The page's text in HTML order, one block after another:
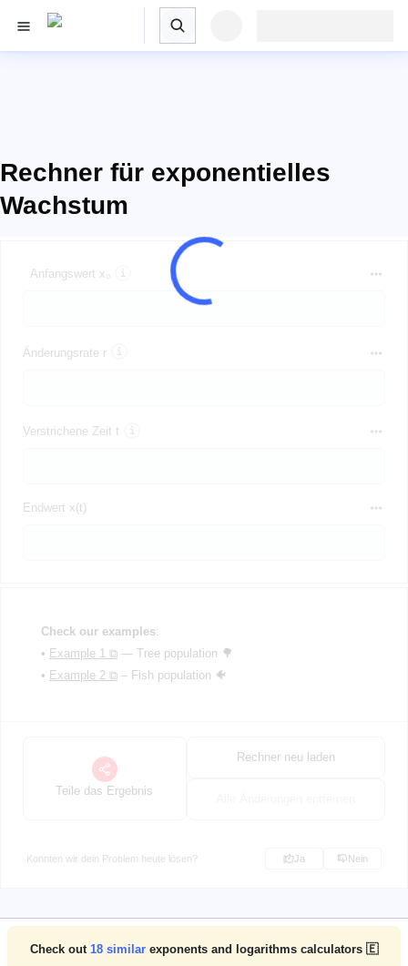
Rechner für exponentielles
Wachstum
Anfangswert x₀
Änderungsrate r
Verstrichene Zeit t
Endwert x(t)
Check our examples:
• Example 1 ⧉ — Tree population 🌳
• Example 2 ⧉ – Fish population 🐠
Teile das Ergebnis
Rechner neu laden
Konnten wir dein Problem heute lösen? Ja Nein
Check out 18 similar exponents and logarithms calculators 🇪